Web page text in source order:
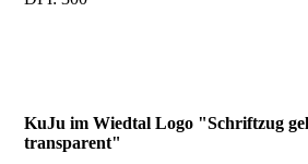
KuJu im Wiedtal Logo "Schriftzug
transparent"